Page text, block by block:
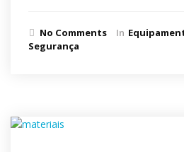
No Comments In
Segurança